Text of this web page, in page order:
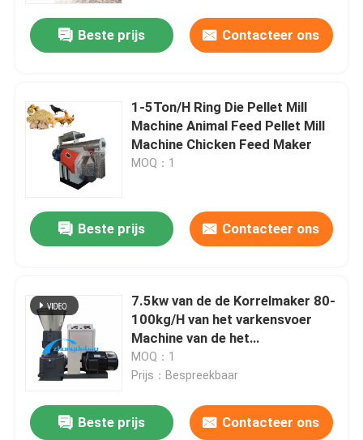
Beste prijs Contacteer ons
1-5Ton/H Ring Die Pellet Mill
Machine Animal Feed Pellet Mill
Machine Chicken Feed Maker
MOQ：1
Beste prijs Contacteer ons
7.5kw van de de Korrelmaker 80-
100kg/H van het varkensvoer
Machine van de het
Kippevoerkorrel de Kleine
MOQ：1
Prijs：Bespreekbaar
Beste prijs Contacteer ons